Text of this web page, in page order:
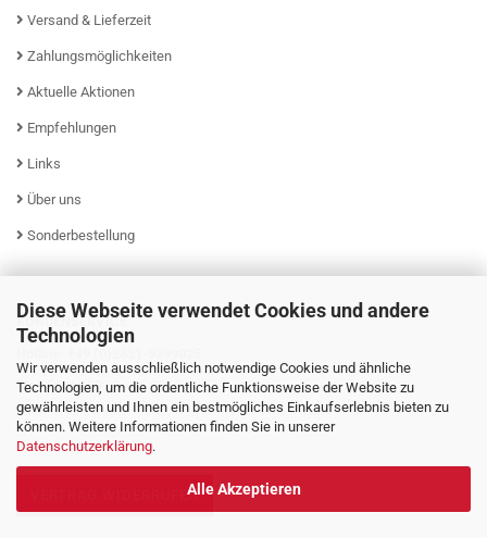
Diese Webseite verwendet Cookies und andere
Technologien
Wir verwenden ausschließlich notwendige Cookies und ähnliche
Technologien, um die ordentliche Funktionsweise der Website zu
gewährleisten und Ihnen ein bestmögliches Einkaufserlebnis bieten zu
können. Weitere Informationen finden Sie in unserer
Datenschutzerklärung.
Alle Akzeptieren
Versand & Lieferzeit
Zahlungsmöglichkeiten
Aktuelle Aktionen
Empfehlungen
Links
Über uns
Sonderbestellung
KUNDENSERVICE
Mo - Fr von 08:00 - 16:00 Uhr
VERTRAG WIDERRUFEN